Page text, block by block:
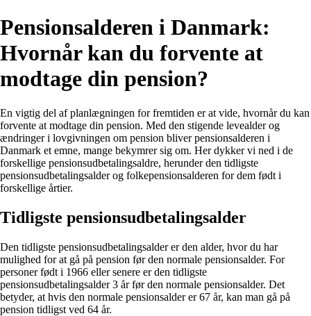
Pensionsalderen i Danmark:
Hvornår kan du forvente at
modtage din pension?
En vigtig del af planlægningen for fremtiden er at vide, hvornår du kan
forvente at modtage din pension. Med den stigende levealder og
ændringer i lovgivningen om pension bliver pensionsalderen i
Danmark et emne, mange bekymrer sig om. Her dykker vi ned i de
forskellige pensionsudbetalingsaldre, herunder den tidligste
pensionsudbetalingsalder og folkepensionsalderen for dem født i
forskellige årtier.
Tidligste pensionsudbetalingsalder
Den tidligste pensionsudbetalingsalder er den alder, hvor du har
mulighed for at gå på pension før den normale pensionsalder. For
personer født i 1966 eller senere er den tidligste
pensionsudbetalingsalder 3 år før den normale pensionsalder. Det
betyder, at hvis den normale pensionsalder er 67 år, kan man gå på
pension tidligst ved 64 år.